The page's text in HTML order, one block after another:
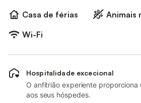
Casa de férias
Animais
Wi-Fi
Hospitalidade excecional
O anfitrião experiente proporciona
aos seus hóspedes.